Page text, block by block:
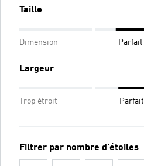
Taille
Dimension Parfait
Largeur
Trop étroit Parfait
Filtrer par nombre d'étoiles